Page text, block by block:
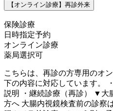
【オンライン診療】再診外来
保険診療
日時指定予約
オンライン診療
薬局選択可
こちらは、再診の方専用のオ
下の内容に対応しています。
説明 ・継続診療（再診） ▼大
方へ 大腸内視鏡検査前の診察